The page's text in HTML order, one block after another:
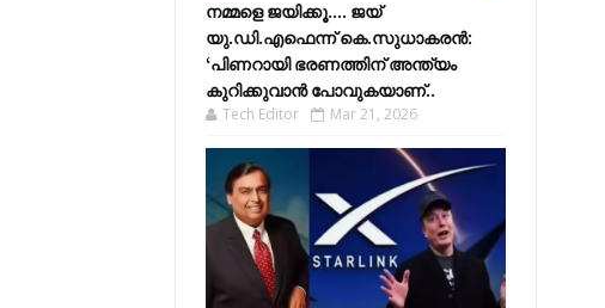
നമ്മളെ ജയിക്കൂ.... ജയ്
യു.ഡി.എഫെന്ന് കെ.സുധാകരൻ:
‘പിണറായി ഭരണത്തിന് അന്ത്യം
കുറിക്കുവാൻ പോവുകയാണ്..
Tech Editor Mar 21, 2026